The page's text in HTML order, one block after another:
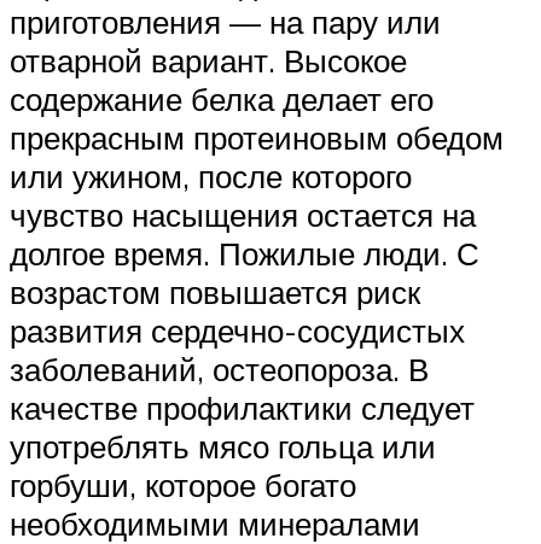
приготовления — на пару или
отварной вариант. Высокое
содержание белка делает его
прекрасным протеиновым обедом
или ужином, после которого
чувство насыщения остается на
долгое время. Пожилые люди. С
возрастом повышается риск
развития сердечно-сосудистых
заболеваний, остеопороза. В
качестве профилактики следует
употреблять мясо гольца или
горбуши, которое богато
необходимыми минералами